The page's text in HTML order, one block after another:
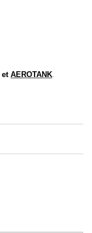
et AEROTANK.